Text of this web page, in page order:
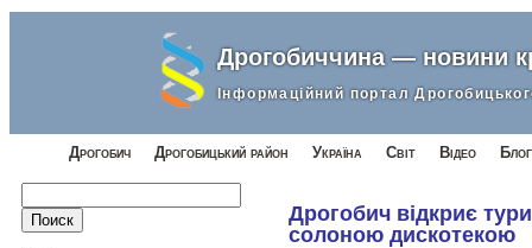
Дрогобиччина — новини
Інформаційний портал
Дрогобич Дрогобицький район Україна Світ Відео
Найти:
Дрогобич відкриє
солоною дискотекою